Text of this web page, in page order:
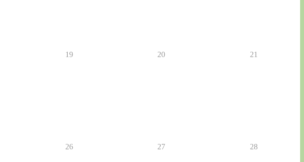
19 20 21
26 27 28